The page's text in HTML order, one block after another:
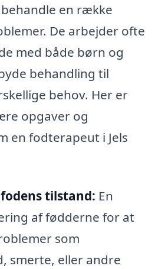
en række
De arbejder ofte
med både børn og
behandling til
behov. Her er
opgaver og
en fodterapeut i Jels
tilstand: En
af fødderne for at
som
smerte, eller andre